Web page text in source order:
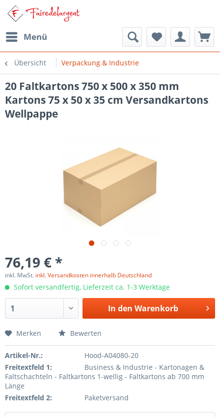
Menü
Übersicht Verpackung & Industrie
20 Faltkartons 750 x 500 x 350 mm
Kartons 75 x 50 x 35 cm Versandkartons
Wellpappe
76,19 € *
inkl. MwSt. inkl. Versandkosten innerhalb Deutschland
Sofort versandfertig, Lieferzeit ca. 1-3 Werktage
In den Warenkorb
Merken Bewerten
Artikel-Nr.:
Hood-A04080-20
Freitextfeld 1:
Business & Industrie - Kartonagen &
Faltschachteln - Faltkartons 1-wellig - Faltkartons ab 700 mm
Länge
Freitextfeld 2:
Paketversand